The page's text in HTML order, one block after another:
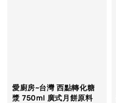
愛廚房~台灣 西點轉化糖
漿 750ml 廣式月餅原料